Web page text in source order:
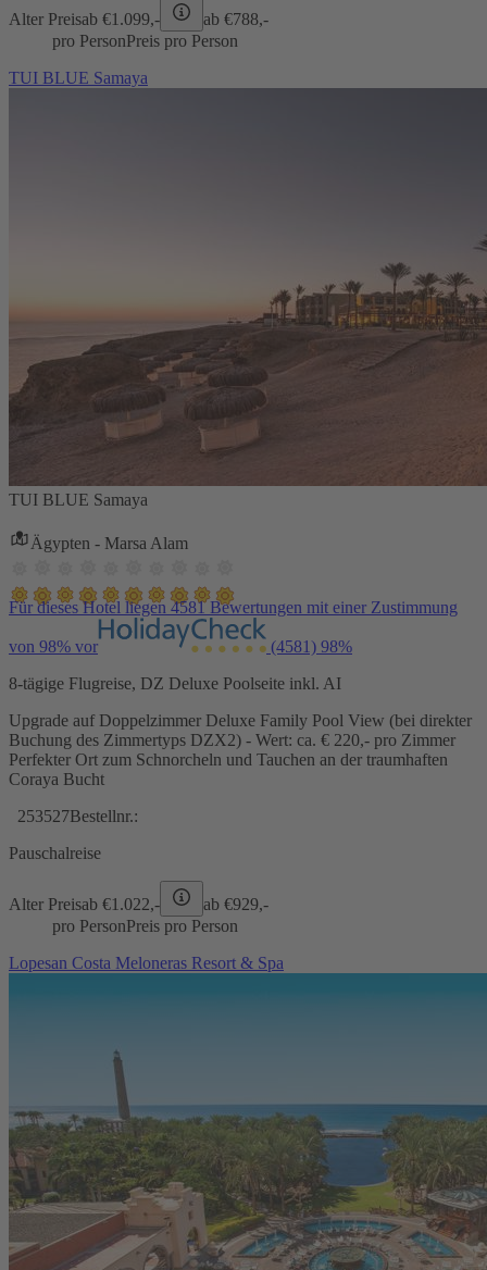
Alter Preisab €1.099,- ab €788,-
pro PersonPreis pro Person
TUI BLUE Samaya
TUI BLUE Samaya
Ägypten - Marsa Alam
Für dieses Hotel liegen 4581 Bewertungen mit einer Zustimmung
von 98% vor (4581) 98%
8-tägige Flugreise, DZ Deluxe Poolseite inkl. AI
Upgrade auf Doppelzimmer Deluxe Family Pool View (bei direkter
Buchung des Zimmertyps DZX2) - Wert: ca. € 220,- pro Zimmer
Perfekter Ort zum Schnorcheln und Tauchen an der traumhaften
Coraya Bucht
253527Bestellnr.:
Pauschalreise
Alter Preisab €1.022,- ab €929,-
pro PersonPreis pro Person
Lopesan Costa Meloneras Resort & Spa